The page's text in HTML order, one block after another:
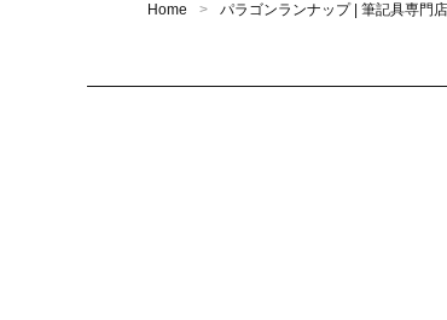
Home パラゴンランナップ | 筆記具専門